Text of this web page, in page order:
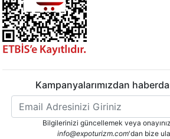
Kampanyalarımızdan
Bilgilerinizi güncellemek veya
info@expoturizm.com'dan bize